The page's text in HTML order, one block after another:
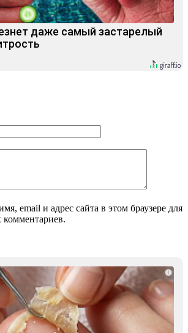
даже самый застарелый
email и адрес сайта в этом браузере для
i